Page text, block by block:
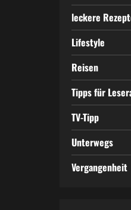
leckere
Lifestyle
Reisen
Tipps für
TV-Tipp
Unterwegs
Vergangenheit